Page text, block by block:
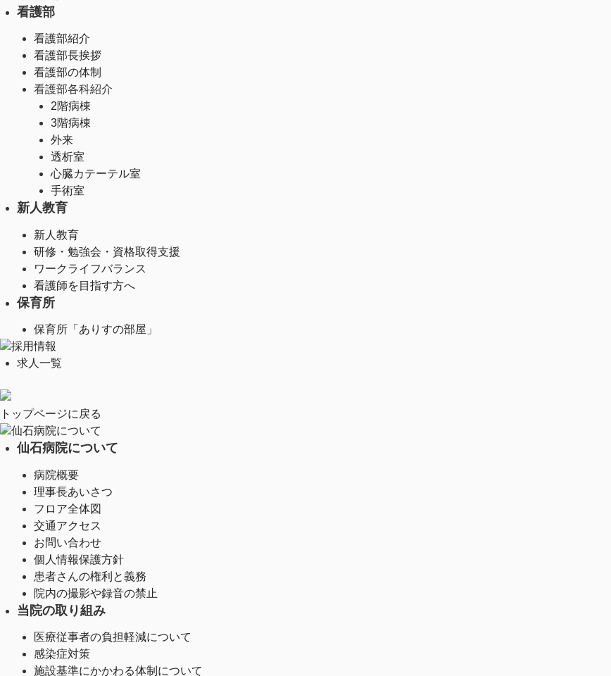
看護部
看護部紹介
看護部長挨拶
看護部の体制
看護部各科紹介
2階病棟
3階病棟
外来
透析室
心臓カテーテル室
手術室
新人教育
新人教育
研修・勉強会・資格取得支援
ワークライフバランス
看護師を目指す方へ
保育所
保育所「ありすの部屋」
採用情報
求人一覧
トップページに戻る
仙石病院について
仙石病院について
病院概要
理事長あいさつ
フロア全体図
交通アクセス
お問い合わせ
個人情報保護方針
患者さんの権利と義務
院内の撮影や録音の禁止
当院の取り組み
医療従事者の負担軽減について
感染症対策
施設基準にかかわる体制について